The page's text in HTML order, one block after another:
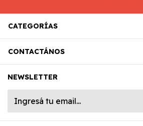
CATEGORÍAS
CONTACTÁNOS
NEWSLETTER